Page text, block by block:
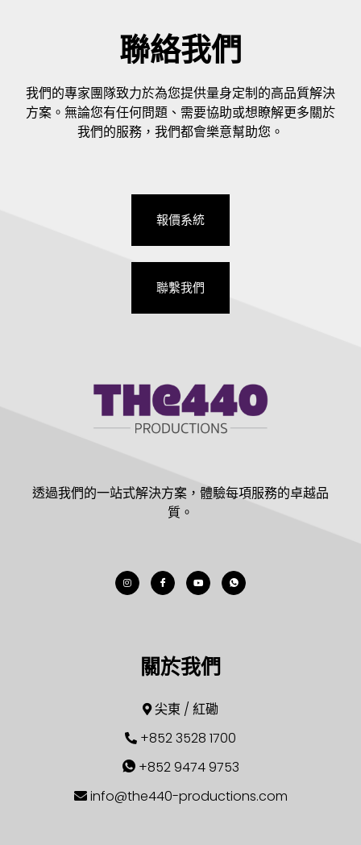
聯絡我們
我們的專家團隊致力於為您提供量身定制的高品質解決
方案。無論您有任何問題、需要協助或想瞭解更多關於
我們的服務，我們都會樂意幫助您。
報價系統
聯繫我們
透過我們的一站式解決方案，體驗每項服務的卓越品
質。
關於我們
尖東 / 紅磡
+852 3528 1700
+852 9474 9753
info@the440-productions.com